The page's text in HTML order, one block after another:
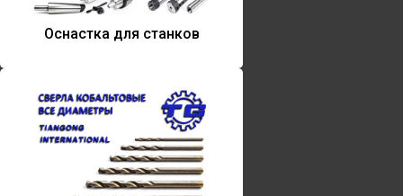
Оснастка для станков